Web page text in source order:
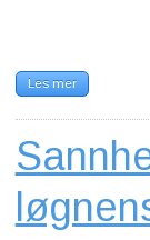
Les mer